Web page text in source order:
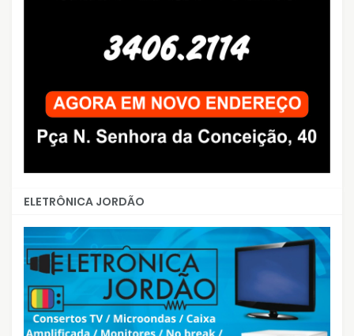
ELETRÔNICA JORDÃO